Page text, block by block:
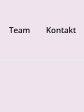
Team Kontakt